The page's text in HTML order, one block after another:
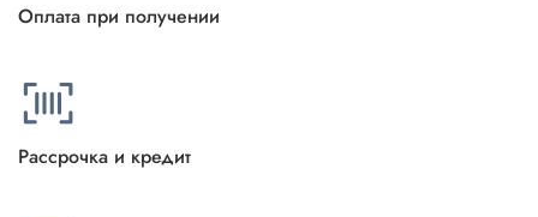
Оплата при получении
Рассрочка и кредит